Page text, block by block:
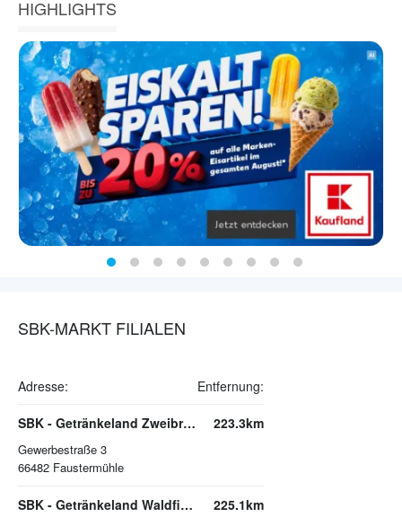
HIGHLIGHTS
SBK-MARKT FILIALEN
Adresse: Entfernung:
SBK - Getränkeland Zweibrücken
Gewerbestraße 3
66482 Faustermühle
223.3km
SBK - Getränkeland Waldfischbach 225.1km